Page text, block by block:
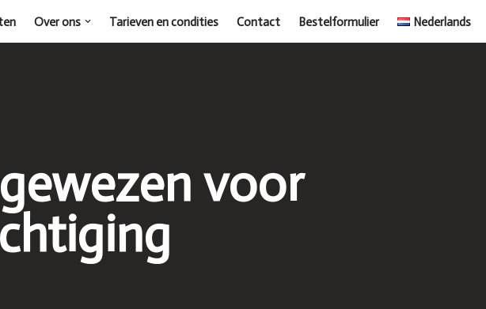
Over ons Tarieven en condities Contact Bestelformulier Nederlands
voor